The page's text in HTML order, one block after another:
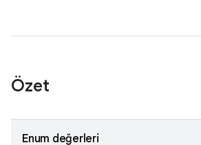
Özet
Enum değerleri